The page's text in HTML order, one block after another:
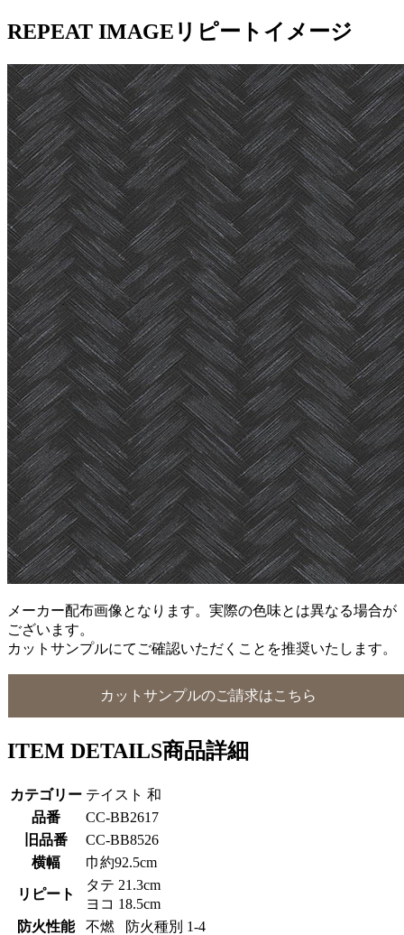
REPEAT IMAGE リピートイメージ
メーカー配布画像となります。実際の色味とは異なる場合が
ございます。
カットサンプルにてご確認いただくことを推奨いたします。
カットサンプルのご請求はこちら
ITEM DETAILS商品詳細
カテゴリー テイスト 和
品番
CC-BB2617
旧品番
CC-BB8526
横幅
巾約92.5cm
リピート
タテ 21.3cm
ヨコ 18.5cm
防火性能
不燃 防火種別 1-4